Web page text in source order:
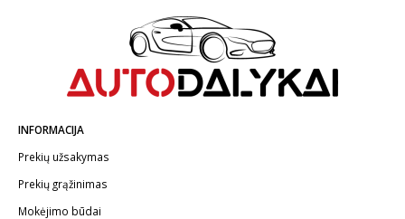
INFORMACIJA
Prekių užsakymas
Prekių grąžinimas
Mokėjimo būdai